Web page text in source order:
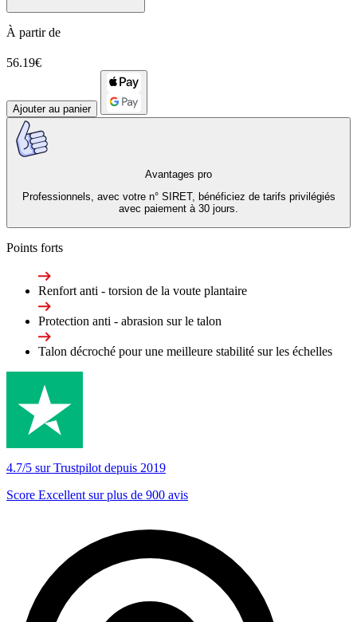
À partir de
56.19€
Ajouter au panier
Avantages pro
Professionnels, avec votre n° SIRET, bénéficiez de tarifs privilégiés
avec paiement à 30 jours.
Points forts
Renfort anti - torsion de la voute plantaire
Protection anti - abrasion sur le talon
Talon décroché pour une meilleure stabilité sur les échelles
4.7/5 sur Trustpilot depuis 2019
Score Excellent sur plus de 900 avis